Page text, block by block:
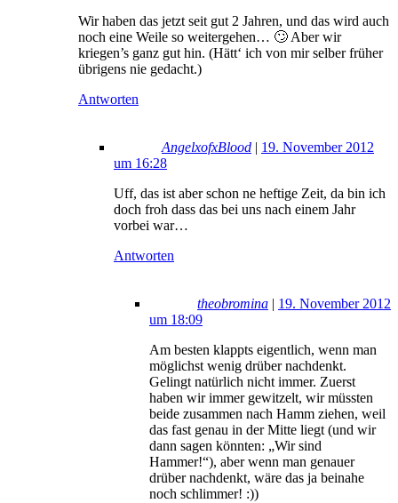
Wir haben das jetzt seit gut 2 Jahren, und das wird auch
noch eine Weile so weitergehen… 🙄 Aber wir
kriegen’s ganz gut hin. (Hätt‘ ich von mir selber früher
übrigens nie gedacht.)
Antworten
AngelxofxBlood | 19. November 2012
um 16:28
Uff, das ist aber schon ne heftige Zeit, da bin ich
doch froh dass das bei uns nach einem Jahr
vorbei war…
Antworten
theobromina | 19. November 2012
um 18:09
Am besten klappts eigentlich, wenn man
möglichst wenig drüber nachdenkt.
Gelingt natürlich nicht immer. Zuerst
haben wir immer gewitzelt, wir müssten
beide zusammen nach Hamm ziehen, weil
das fast genau in der Mitte liegt (und wir
dann sagen könnten: „Wir sind
Hammer!“), aber wenn man genauer
drüber nachdenkt, wäre das ja beinahe
noch schlimmer! :))